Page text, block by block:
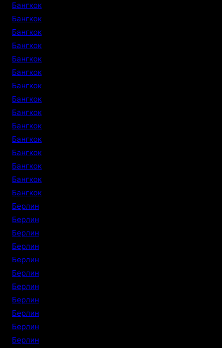
Бангкок
Бангкок
Бангкок
Бангкок
Бангкок
Бангкок
Бангкок
Бангкок
Бангкок
Бангкок
Бангкок
Бангкок
Бангкок
Бангкок
Бангкок
Берлин
Берлин
Берлин
Берлин
Берлин
Берлин
Берлин
Берлин
Берлин
Берлин
Берлин